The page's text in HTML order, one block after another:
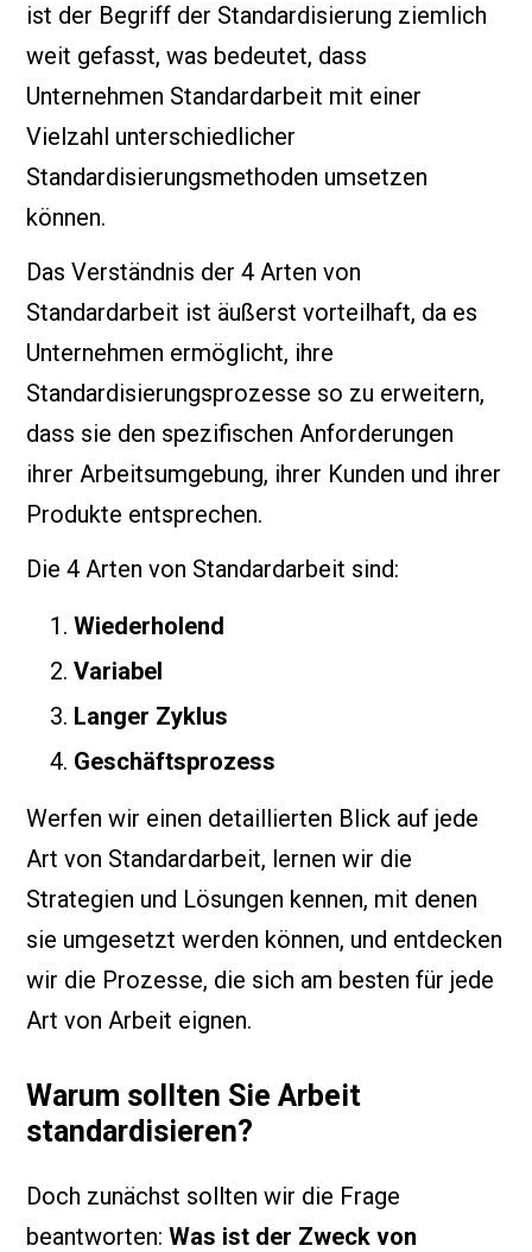
ist der Begriff der Standardisierung ziemlich
weit gefasst, was bedeutet, dass
Unternehmen Standardarbeit mit einer
Vielzahl unterschiedlicher
Standardisierungsmethoden umsetzen
können.
Das Verständnis der 4 Arten von
Standardarbeit ist äußerst vorteilhaft, da es
Unternehmen ermöglicht, ihre
Standardisierungsprozesse so zu erweitern,
dass sie den spezifischen Anforderungen
ihrer Arbeitsumgebung, ihrer Kunden und ihrer
Produkte entsprechen.
Die 4 Arten von Standardarbeit sind:
Wiederholend
Variabel
Langer Zyklus
Geschäftsprozess
Werfen wir einen detaillierten Blick auf jede
Art von Standardarbeit, lernen wir die
Strategien und Lösungen kennen, mit denen
sie umgesetzt werden können, und entdecken
wir die Prozesse, die sich am besten für jede
Art von Arbeit eignen.
Warum sollten Sie Arbeit
standardisieren?
Doch zunächst sollten wir die Frage
beantworten:Was ist der Zweck von